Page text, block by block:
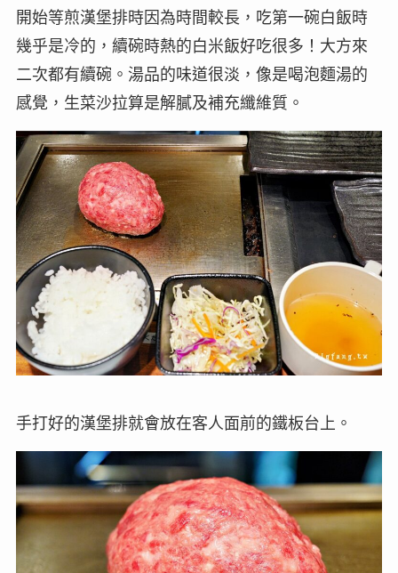
開始等煎漢堡排時因為時間較長，吃第一碗白飯時
幾乎是冷的，續碗時熱的白米飯好吃很多！大方來
二次都有續碗。湯品的味道很淡，像是喝泡麵湯的
感覺，生菜沙拉算是解膩及補充纖維質。
手打好的漢堡排就會放在客人面前的鐵板台上。